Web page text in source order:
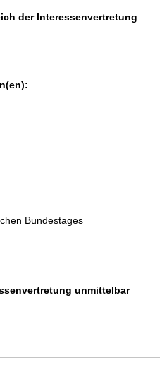
der Interessenvertretung
Bundestages
unmittelbar